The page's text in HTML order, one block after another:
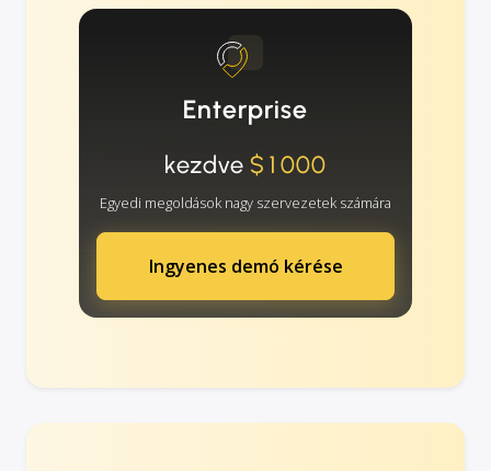
Enterprise
kezdve$1000
Egyedi megoldások nagy szervezetek számára
Ingyenes demó kérése